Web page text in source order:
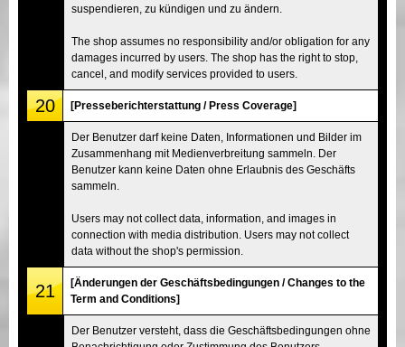
suspendieren, zu kündigen und zu ändern.
The shop assumes no responsibility and/or obligation for any
damages incurred by users. The shop has the right to stop,
cancel, and modify services provided to users.
20 [Presseberichterstattung / Press Coverage]
Der Benutzer darf keine Daten, Informationen und Bilder im
Zusammenhang mit Medienverbreitung sammeln. Der
Benutzer kann keine Daten ohne Erlaubnis des Geschäfts
sammeln.
Users may not collect data, information, and images in
connection with media distribution. Users may not collect
data without the shop's permission.
21
[Änderungen der Geschäftsbedingungen / Changes to the
Term and Conditions]
Der Benutzer versteht, dass die Geschäftsbedingungen ohne